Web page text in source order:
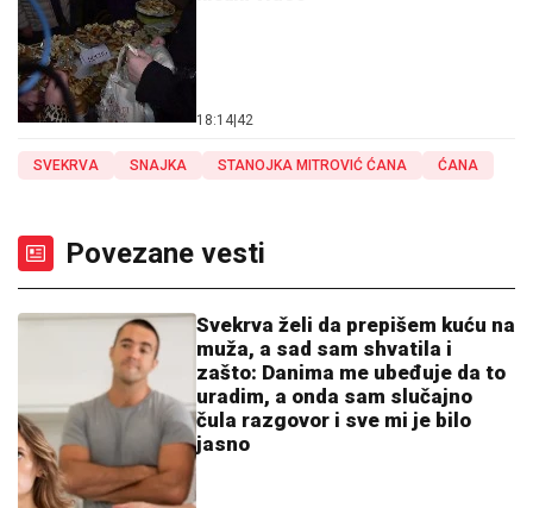
18:14 42
SVEKRVA SNAJKA STANOJKA MITROVIĆ ĆANA ĆANA
Povezane vesti
Svekrva želi da prepišem kuću na
muža, a sad sam shvatila i
zašto: Danima me ubeđuje da to
uradim, a onda sam slučajno
čula razgovor i sve mi je bilo
jasno